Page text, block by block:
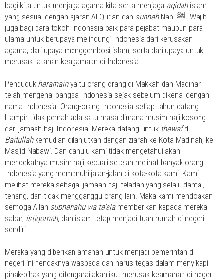
bagi kita untuk menjaga agama kita serta menjaga aqidah islam
yang sesuai dengan ajaran Al-Qur’an dan sunnah Nabi ﷺ. Wajib
juga bagi para tokoh Indonesia baik para pejabat maupun para
ulama untuk berupaya melindungi Indonesia dari kerusakan
agama, dari upaya menggembosi islam, serta dari upaya untuk
merusak tatanan keagamaan di Indonesia.
Penduduk haramainyaitu orang-orang di Makkah dan Madinah
telah mengenal bangsa Indonesia sejak sebelum dikenal dengan
nama Indonesia. Orang-orang Indonesia setiap tahun datang.
Hampir tidak pernah ada satu masa dimana musim haji kosong
dari jamaah haji Indonesia. Mereka datang untuk thawafdi
Baitullah kemudian dilanjutkan dengan ziarah ke Kota Madinah, ke
Masjid Nabawi. Dan dahulu kami tidak mengetahui akan
mendekatnya musim haji kecuali setelah melihat banyak orang
Indonesia yang memenuhi jalan-jalan di kota-kota kami. Kami
melihat mereka sebagai jamaah haji teladan yang selalu damai,
tenang, dan tidak mengganggu orang lain. Maka kami mendoakan
semoga Allah subhanahu wa ta’ala memberikan kepada mereka
sabar, istiqomah, dan islam tetap menjadi tuan rumah di negeri
sendiri.
Mereka yang diberikan amanah untuk menjadi pemerintah di
negeri ini hendaknya waspada dan harus tegas dalam menyikapi
pihak-pihak yang ditengarai akan ikut merusak keamanan di negeri